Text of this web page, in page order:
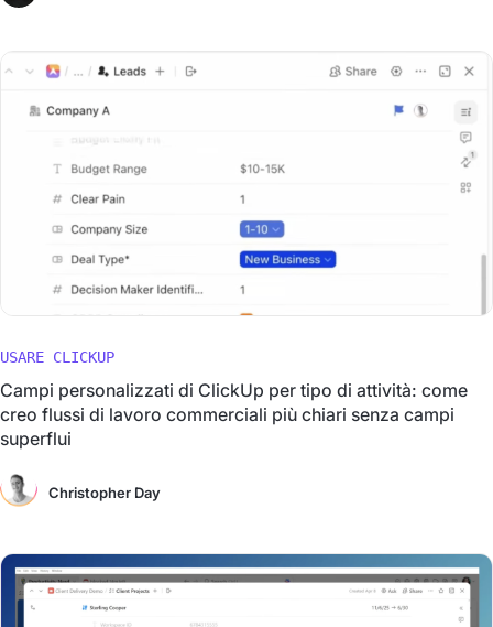
USARE CLICKUP
Campi personalizzati di ClickUp per tipo di attività: come
creo flussi di lavoro commerciali più chiari senza campi
superflui
Christopher Day